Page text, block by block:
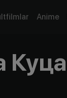
Anime
Куца